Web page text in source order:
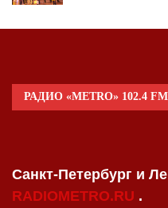
РАДИО «METRO» 102.4 FM
Санкт-Петербург и
RADIOMETRO.RU .